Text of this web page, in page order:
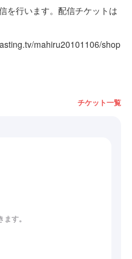
を行います。配信チケットは
mahiru20101106/shop
チケット一覧
す。